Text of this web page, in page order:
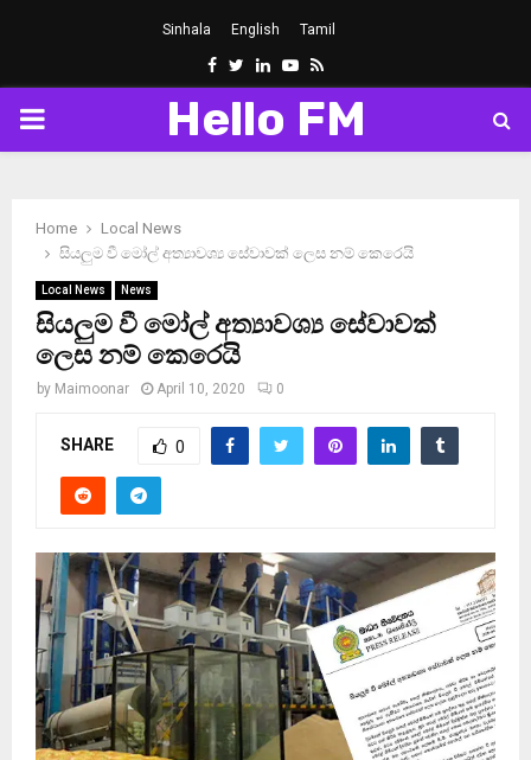
Sinhala English Tamil
Facebook
Twitter
LinkedinYoutube
Rss
PRIMARY
Hello FM
Home
Local News
සියලුම වී මෝල් අත්‍යාවශ්‍ය සේවාවක් ලෙස නම් කෙරෙයි
Local News News
සියලුම වී මෝල් අත්‍යාවශ්‍ය සේවාවක්
ලෙස නම් කෙරෙයි
by Maimoonar April 10, 2020 0
SHARE 0